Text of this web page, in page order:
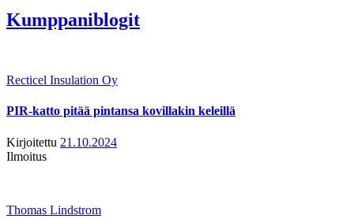
Kumppaniblogit
Recticel Insulation Oy
PIR-katto pitää pintansa kovillakin keleillä
Kirjoitettu 21.10.2024
Ilmoitus
Thomas Lindstrom